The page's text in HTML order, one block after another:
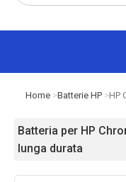
Home Batterie HP HP
Batteria per HP
lunga durata